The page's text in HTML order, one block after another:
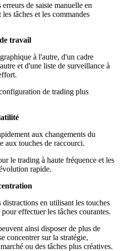
erreurs de saisie manuelle en
les tâches et les commandes
travail
à l'autre, d'un cadre
et d'une liste de surveillance à
de trading plus
aux changements du
aux touches de raccourci.
le trading à haute fréquence et les
rapide.
distractions en utilisant les touches
effectuer les tâches courantes.
ainsi disposer de plus de
concentrer sur la stratégie,
ou des tâches plus créatives.